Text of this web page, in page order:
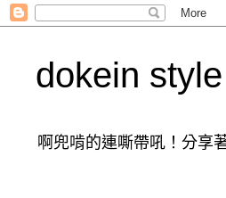
dokein style
啊兜啃的連嘶帶吼！分享